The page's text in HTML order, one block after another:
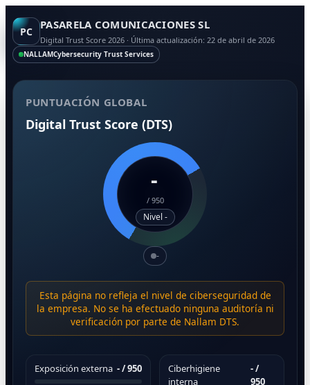
PC PASARELA COMUNICACIONES SL
Digital Trust Score 2026 · Última actualización: 22 de abril de 2026
NALLAMCybersecurity Trust Services
PUNTUACIÓN GLOBAL
Digital Trust Score (DTS)
-
/ 950
Nivel -
-
Esta página no refleja el nivel de ciberseguridad de
la empresa. No se ha efectuado ninguna auditoría ni
verificación por parte de Nallam DTS.
Exposición externa -/ 950
Ciberhigiene
interna
-/
950